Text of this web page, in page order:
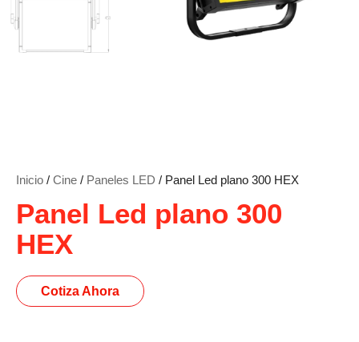
Inicio / Cine / Paneles LED / Panel Led plano 300 HEX
Panel Led plano 300
HEX
Cotiza Ahora